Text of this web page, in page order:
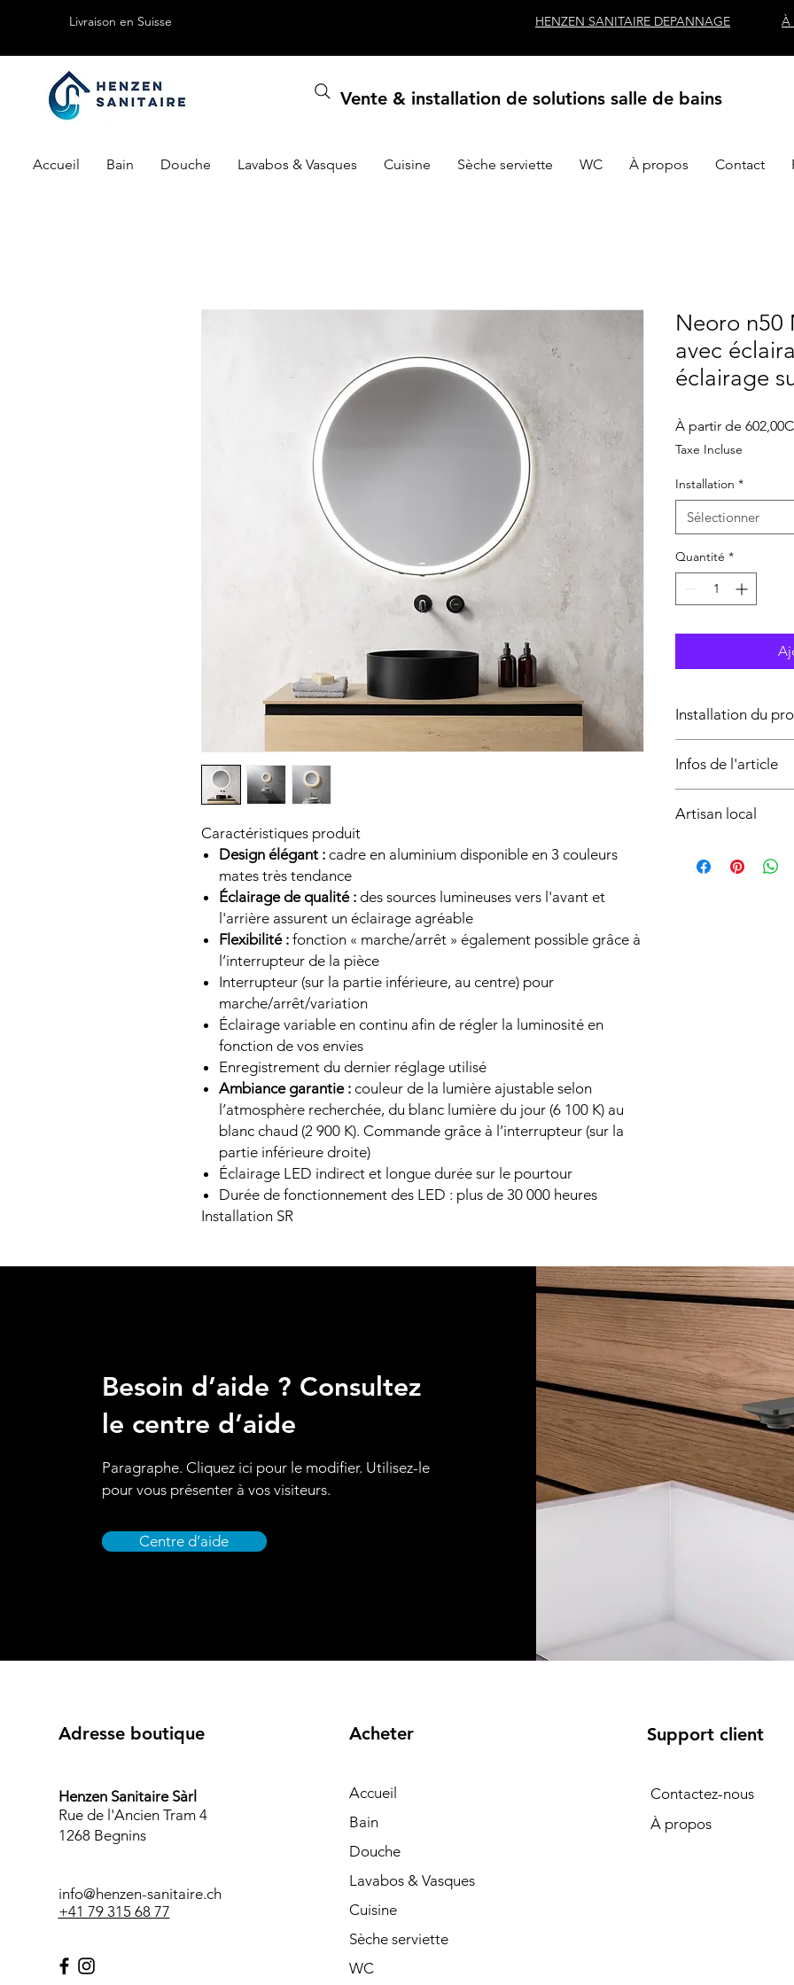
Livraison en Suisse HENZEN SANITAIRE DEPANNAGE À
Vente & installation de solutions salle de bains
Accueil Bain Douche Lavabos & Vasques Cuisine Sèche serviette WC À propos Contact
Caractéristiques produit
Design élégant : cadre en aluminium disponible en 3 couleurs
mates très tendance
Éclairage de qualité : des sources lumineuses vers l'avant et
l'arrière assurent un éclairage agréable
Flexibilité : fonction « marche/arrêt » également possible grâce à
l’interrupteur de la pièce
Interrupteur (sur la partie inférieure, au centre) pour
marche/arrêt/variation
Éclairage variable en continu afin de régler la luminosité en
fonction de vos envies
Enregistrement du dernier réglage utilisé
Ambiance garantie : couleur de la lumière ajustable selon
l’atmosphère recherchée, du blanc lumière du jour (6 100 K) au
blanc chaud (2 900 K). Commande grâce à l’interrupteur (sur la
partie inférieure droite)
Éclairage LED indirect et longue durée sur le pourtour
Durée de fonctionnement des LED : plus de 30 000 heures
Installation SR
Neoro n50
avec
éclairage
À partir de
Taxe Incluse
Installation *
Sélectionner
Quantité *
Installation du
qualifié.
Cette prestation
produit, hors
existantes.
configuration sur
accessibilité,
Infos de l'article
Système anti-
Profondeur (cm):
Artisan local
basé sur
La Côte
Besoin d’aide ? Consultez
le centre d’aide
Paragraphe. Cliquez ici pour le modifier. Utilisez-le
pour vous présenter à vos visiteurs.
Centre d’aide
Adresse boutique
Henzen Sanitaire Sàrl
Rue de l'Ancien Tram 4
1268 Begnins
info@henzen-sanitaire.ch
+41 79 315 68 77
Acheter
Accueil
Bain
Douche
Lavabos & Vasques
Cuisine
Sèche serviette
WC
Support client
Contactez-nous
À propos